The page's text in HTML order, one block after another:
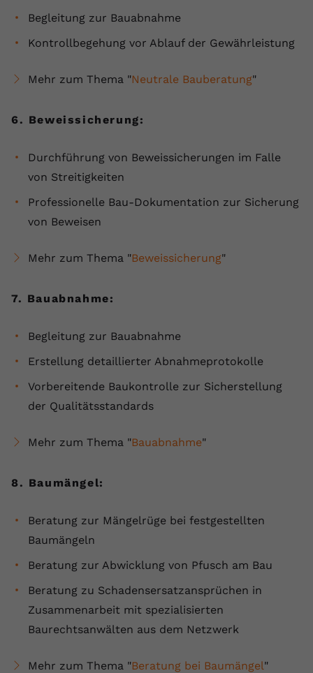
Begleitung zur Bauabnahme
Kontrollbegehung vor Ablauf der Gewährleistung
Mehr zum Thema "Neutrale Bauberatung"
6. Beweissicherung:
Durchführung von Beweissicherungen im Falle
von Streitigkeiten
Professionelle Bau-Dokumentation zur Sicherung
von Beweisen
Mehr zum Thema "Beweissicherung"
7. Bauabnahme:
Begleitung zur Bauabnahme
Erstellung detaillierter Abnahmeprotokolle
Vorbereitende Baukontrolle zur Sicherstellung
der Qualitätsstandards
Mehr zum Thema "Bauabnahme"
8. Baumängel:
Beratung zur Mängelrüge bei festgestellten
Baumängeln
Beratung zur Abwicklung von Pfusch am Bau
Beratung zu Schadensersatzansprüchen in
Zusammenarbeit mit spezialisierten
Baurechtsanwälten aus dem Netzwerk
Mehr zum Thema "Beratung bei Baumängel"